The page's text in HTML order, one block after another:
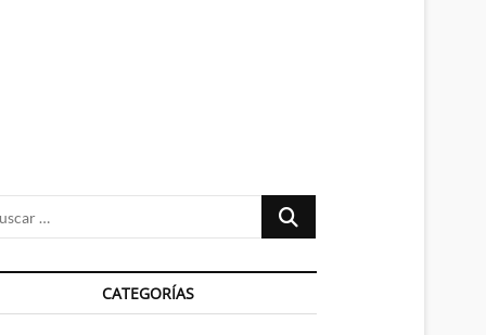
Buscar
CATEGORÍAS